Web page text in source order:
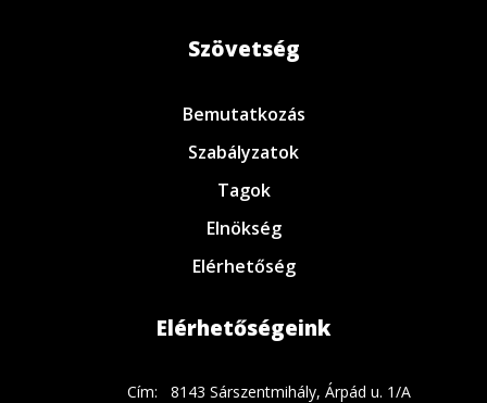
Szövetség
Bemutatkozás
Szabályzatok
Tagok
Elnökség
Elérhetőség
Elérhetőségeink
Cím:
8143 Sárszentmihály, Árpád u. 1/A